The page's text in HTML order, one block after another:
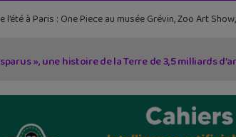
à Paris : One Piece au musée Grévin, Zoo Art
», une histoire de la Terre de 3,5 milliards